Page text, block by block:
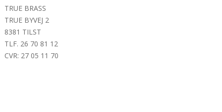
TRUE BRASS
TRUE BYVEJ 2
8381 TILST
TLF. 26 70 81 12
CVR: 27 05 11 70